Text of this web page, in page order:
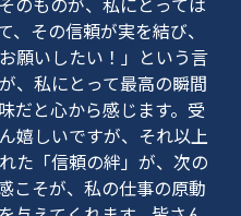
、その信頼が実を結び、
願いしたい！」という言
、私にとって最高の瞬間
だと心から感じます。受
嬉しいですが、それ以上
た「信頼の絆」が、次の
こそが、私の仕事の原動